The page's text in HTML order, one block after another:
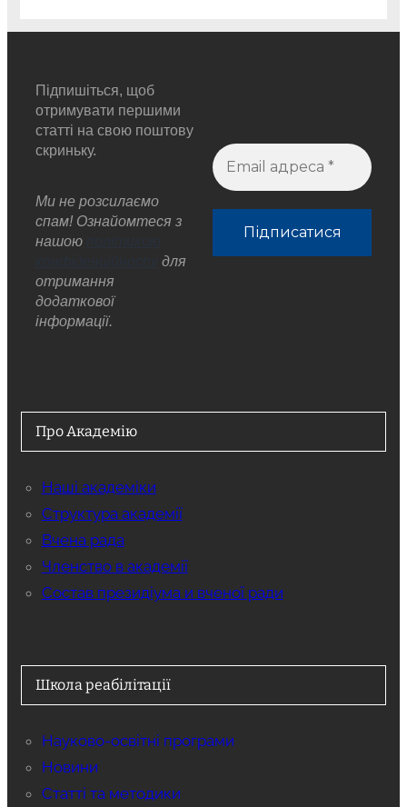
Підпишіться, щоб
отримувати першими
статті на свою поштову
скриньку.
Ми не розсилаємо
спам! Ознайомтеся з
нашою
для
отримання
додаткової
інформації.
Про Академію
Наші академіки
Структура академії
Вчена рада
Членство в академії
Состав президіума и вченої ради
Школа реабілітації
Науково-освітні програми
Новини
Статті та методики